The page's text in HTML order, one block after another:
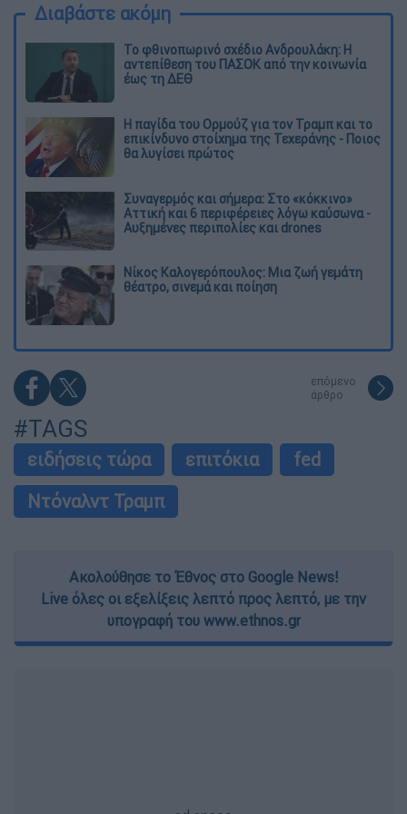
Διαβάστε ακόμη
Το φθινοπωρινό σχέδιο Ανδρουλάκη: Η
αντεπίθεση του ΠΑΣΟΚ από την κοινωνία
έως τη ΔΕΘ
Η παγίδα του Ορμούζ για τον Τραμπ και το
επικίνδυνο στοίχημα της Τεχεράνης - Ποιος
θα λυγίσει πρώτος
Συναγερμός και σήμερα: Στο «κόκκινο»
Αττική και 6 περιφέρειες λόγω καύσωνα -
Αυξημένες περιπολίες και drones
Νίκος Καλογερόπουλος: Μια ζωή γεμάτη
θέατρο, σινεμά και ποίηση
επόμενο
άρθρο
#TAGS
ειδήσεις τώρα επιτόκια
fed
Ντόναλντ Τραμπ
Ακολούθησε το Έθνος στο Google News!
Live όλες οι εξελίξεις λεπτό προς λεπτό, με την
υπογραφή του www.ethnos.gr